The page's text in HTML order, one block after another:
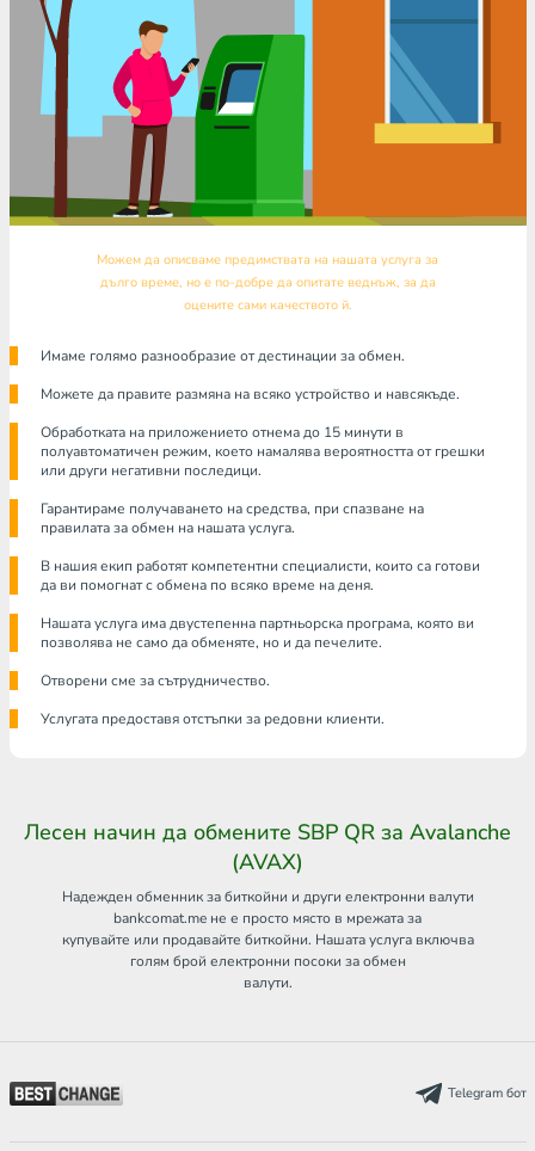
Можем да описваме предимствата на нашата услуга за
дълго време, но е по-добре да опитате веднъж, за да
оцените сами качеството й.
Имаме голямо разнообразие от дестинации за обмен.
Можете да правите размяна на всяко устройство и навсякъде.
Обработката на приложението отнема до 15 минути в
полуавтоматичен режим, което намалява вероятността от грешки
или други негативни последици.
Гарантираме получаването на средства, при спазване на
правилата за обмен на нашата услуга.
В нашия екип работят компетентни специалисти, които са готови
да ви помогнат с обмена по всяко време на деня.
Нашата услуга има двустепенна партньорска програма, която ви
позволява не само да обменяте, но и да печелите.
Отворени сме за сътрудничество.
Услугата предоставя отстъпки за редовни клиенти.
Лесен начин да обмените SBP QR за Avalanche
(AVAX)
Надежден обменник за биткойни и други електронни валути
bankcomat.me не е просто място в мрежата за
купувайте или продавайте биткойни. Нашата услуга включва
голям брой електронни посоки за обмен
валути.
Telegram бот